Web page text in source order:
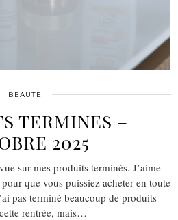
BEAUTE
TERMINES –
2025
sur mes produits terminés. J’aime
que vous puissiez acheter en toute
pas terminé beaucoup de produits
rentrée, mais…